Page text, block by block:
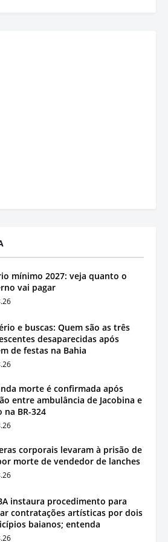
mínimo 2027: veja quanto o
vai pagar
e buscas: Quem são as três
desaparecidas após
de festas na Bahia
morte é confirmada após
entre ambulância de Jacobina e
na BR-324
corporais levaram à prisão de
morte de vendedor de lanches
instaura procedimento para
contratações artísticas por dois
baianos; entenda